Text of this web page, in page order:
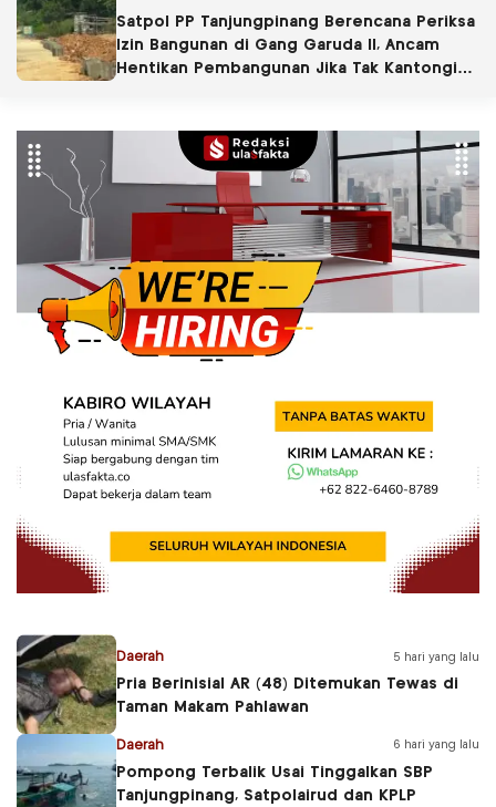
Satpol PP Tanjungpinang Berencana Periksa
Izin Bangunan di Gang Garuda II, Ancam
Hentikan Pembangunan Jika Tak Kantongi
Daerah 5 hari yang lalu
Pria Berinisial AR (48) Ditemukan Tewas di
Taman Makam Pahlawan
Daerah 6 hari yang lalu
Pompong Terbalik Usai Tinggalkan SBP
Tanjungpinang, Satpolairud dan KPLP